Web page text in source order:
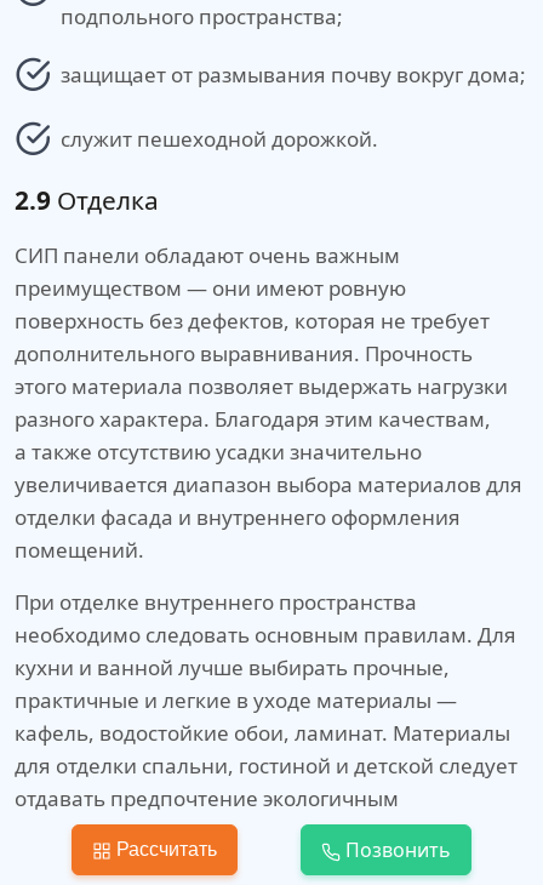
подпольного пространства;
защищает от размывания почву вокруг дома;
служит пешеходной дорожкой.
2.9 Отделка
СИП панели обладают очень важным
преимуществом — они имеют ровную
поверхность без дефектов, которая не требует
дополнительного выравнивания. Прочность
этого материала позволяет выдержать нагрузки
разного характера. Благодаря этим качествам,
а также отсутствию усадки значительно
увеличивается диапазон выбора материалов для
отделки фасада и внутреннего оформления
помещений.
При отделке внутреннего пространства
необходимо следовать основным правилам. Для
кухни и ванной лучше выбирать прочные,
практичные и легкие в уходе материалы —
кафель, водостойкие обои, ламинат. Материалы
для отделки спальни, гостиной и детской следует
отдавать предпочтение экологичным
и безопасным материалам. Это дерево,
натуральные обои, паркетная доска,
Рассчитать Позвонить